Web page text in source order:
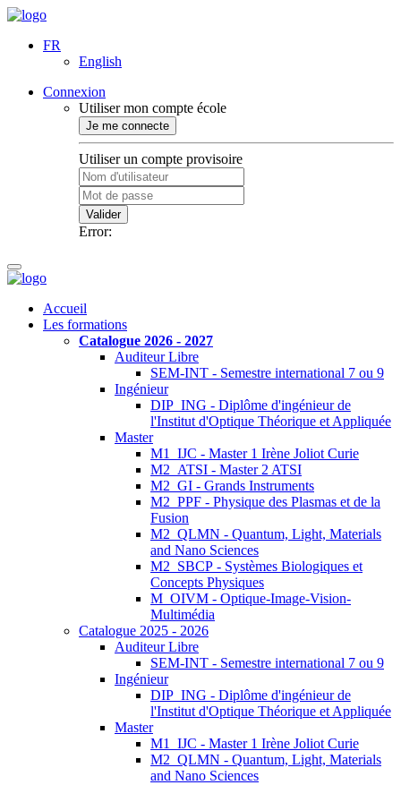
FR
English
Connexion
Utiliser mon compte école
Je me connecte
Utiliser un compte provisoire
Valider
Error:
Accueil
Les formations
Catalogue 2026 - 2027
Auditeur Libre
SEM-INT - Semestre international 7 ou 9
Ingénieur
DIP_ING - Diplôme d'ingénieur de
l'Institut d'Optique Théorique et Appliquée
Master
M1_IJC - Master 1 Irène Joliot Curie
M2_ATSI - Master 2 ATSI
M2_GI - Grands Instruments
M2_PPF - Physique des Plasmas et de la
Fusion
M2_QLMN - Quantum, Light, Materials
and Nano Sciences
M2_SBCP - Systèmes Biologiques et
Concepts Physiques
M_OIVM - Optique-Image-Vision-
Multimédia
Catalogue 2025 - 2026
Auditeur Libre
SEM-INT - Semestre international 7 ou 9
Ingénieur
DIP_ING - Diplôme d'ingénieur de
l'Institut d'Optique Théorique et Appliquée
Master
M1_IJC - Master 1 Irène Joliot Curie
M2_QLMN - Quantum, Light, Materials
and Nano Sciences